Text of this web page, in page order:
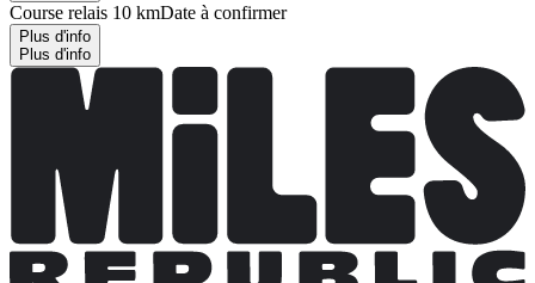
Course relais 10 kmDate à confirmer
Plus d'info
Plus d'info